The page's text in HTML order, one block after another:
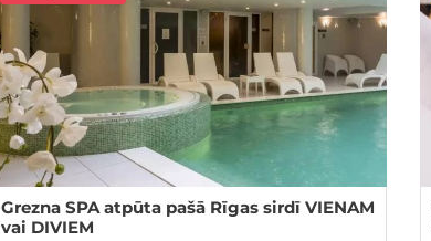
Grezna SPA atpūta pašā Rīgas sirdī VIENAM
vai DIVIEM